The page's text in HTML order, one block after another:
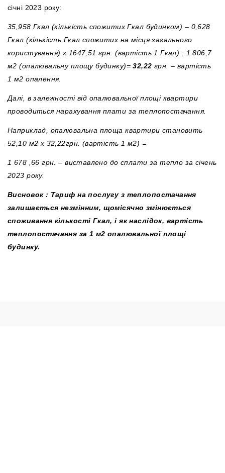
січні 2023 року:
35,958 Гкал (кількість спожитих Гкал будинком) – 0,628
Гкал (кількість Гкал спожитих на місця загального
користування) х 1647,51 грн. (вартість 1 Гкал) : 1 806,7
м2 (опалювальну площу будинку)=32,22 грн. – вартість
1 м2 опалення.
Далі, в залежності від опалювальної площі квартири
проводиться нарахування плати за теплопостачання.
Наприклад, опалювальна площа квартири становить
52,10 м2 х 32,22грн. (вартість 1 м2) =
1 678 ,66 грн. – виставлено до сплати за тепло за січень
2023 року.
Висновок : Тариф на послугу з теплопостачання
залишається незмінним, щомісячно змінюється
споживання кількості Гкал, і як наслідок, вартість
теплопостачання за 1 м2 опалювальної площі
будинку.